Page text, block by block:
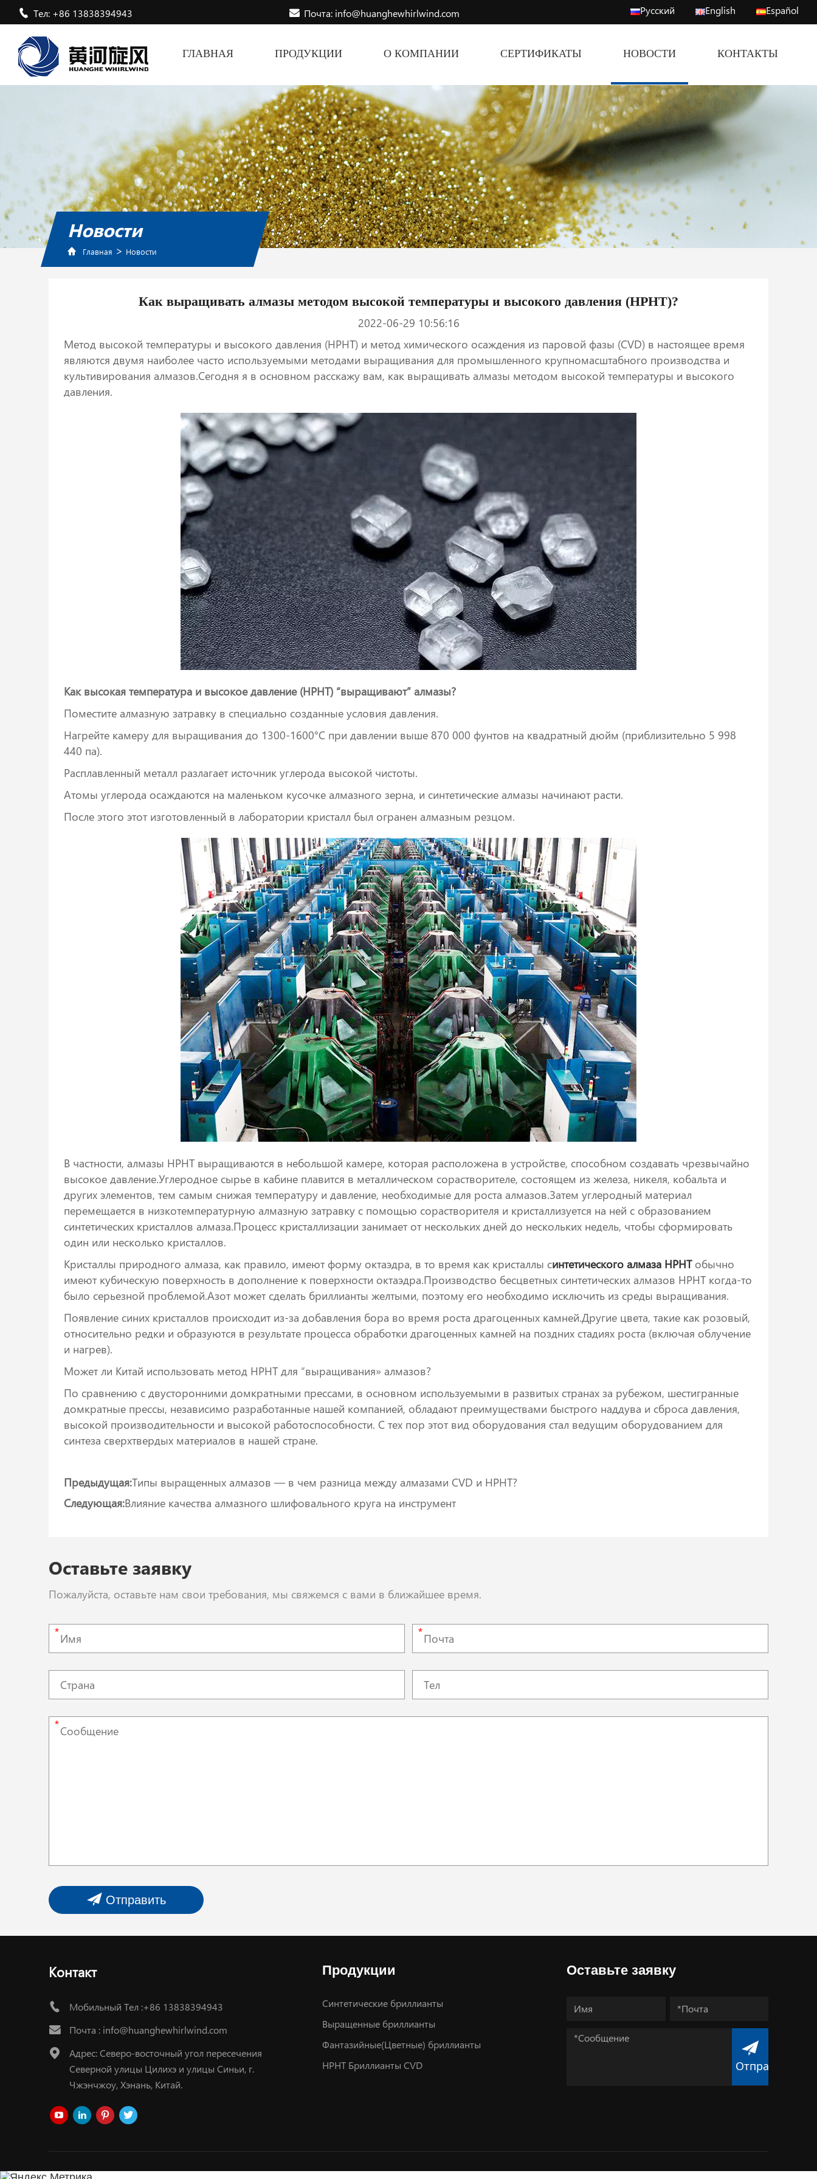
Тел: +86 13838394943 Почта: info@huanghewhirlwind.com Русский English Español
ГЛАВНАЯ ПРОДУКЦИИ О КОМПАНИИ СЕРТИФИКАТЫ НОВОСТИ КОНТАКТЫ
Новости
Главная > Новости
Как выращивать алмазы методом высокой температуры и высокого давления (HPHT)?
2022-06-29 10:56:16
Метод высокой температуры и высокого давления (HPHT) и метод химического осаждения из паровой фазы (CVD) в настоящее время
являются двумя наиболее часто используемыми методами выращивания для промышленного крупномасштабного производства и
культивирования алмазов.Сегодня я в основном расскажу вам, как выращивать алмазы методом высокой температуры и высокого
давления.
Как высокая температура и высокое давление (HPHT) “выращивают” алмазы?
Поместите алмазную затравку в специально созданные условия давления.
Нагрейте камеру для выращивания до 1300-1600°C при давлении выше 870 000 фунтов на квадратный дюйм (приблизительно 5 998
440 па).
Расплавленный металл разлагает источник углерода высокой чистоты.
Атомы углерода осаждаются на маленьком кусочке алмазного зерна, и синтетические алмазы начинают расти.
После этого этот изготовленный в лаборатории кристалл был огранен алмазным резцом.
В частности, алмазы HPHT выращиваются в небольшой камере, которая расположена в устройстве, способном создавать чрезвычайно
высокое давление.Углеродное сырье в кабине плавится в металлическом сорастворителе, состоящем из железа, никеля, кобальта и
других элементов, тем самым снижая температуру и давление, необходимые для роста алмазов.Затем углеродный материал
перемещается в низкотемпературную алмазную затравку с помощью сорастворителя и кристаллизуется на ней с образованием
синтетических кристаллов алмаза.Процесс кристаллизации занимает от нескольких дней до нескольких недель, чтобы сформировать
один или несколько кристаллов.
Кристаллы природного алмаза, как правило, имеют форму октаэдра, в то время как кристаллы синтетического алмаза HPHTобычно
имеют кубическую поверхность в дополнение к поверхности октаэдра.Производство бесцветных синтетических алмазов HPHT когда-то
было серьезной проблемой.Азот может сделать бриллианты желтыми, поэтому его необходимо исключить из среды выращивания.
Появление синих кристаллов происходит из-за добавления бора во время роста драгоценных камней.Другие цвета, такие как розовый,
относительно редки и образуются в результате процесса обработки драгоценных камней на поздних стадиях роста (включая облучение
и нагрев).
Может ли Китай использовать метод HPHT для “выращивания» алмазов?
По сравнению с двусторонними домкратными прессами, в основном используемыми в развитых странах за рубежом, шестигранные
домкратные прессы, независимо разработанные нашей компанией, обладают преимуществами быстрого наддува и сброса давления,
высокой производительности и высокой работоспособности. С тех пор этот вид оборудования стал ведущим оборудованием для
синтеза сверхтвердых материалов в нашей стране.
Предыдущая:Типы выращенных алмазов — в чем разница между алмазами CVD и HPHT?
Следующая:Влияние качества алмазного шлифовального круга на инструмент
Оставьте заявку
Пожалуйста, оставьте нам свои требования, мы свяжемся с вами в ближайшее время.
* *
*
Отправить
Контакт
Мобильный Тел :+86 13838394943
Почта : info@huanghewhirlwind.com
Адрес: Северо-восточный угол пересечения
Северной улицы Цилихэ и улицы Синьи, г.
Чжэнчжоу, Хэнань, Китай.
Продукции
Синтетические бриллианты
Выращенные бриллианты
Фантазийные(Цветные) бриллианты
HPHT Бриллианты CVD
Оставьте заявку
Отправить